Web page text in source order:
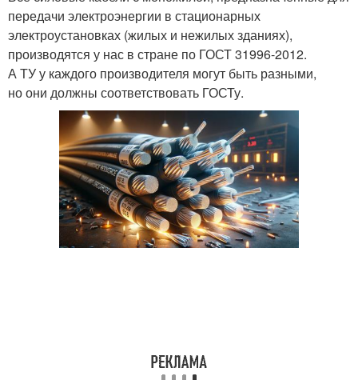
передачи электроэнергии в стационарных
электроустановках (жилых и нежилых зданиях),
производятся у нас в стране по ГОСТ 31996-2012.
А ТУ у каждого производителя могут быть разными,
но они должны соответствовать ГОСТу.